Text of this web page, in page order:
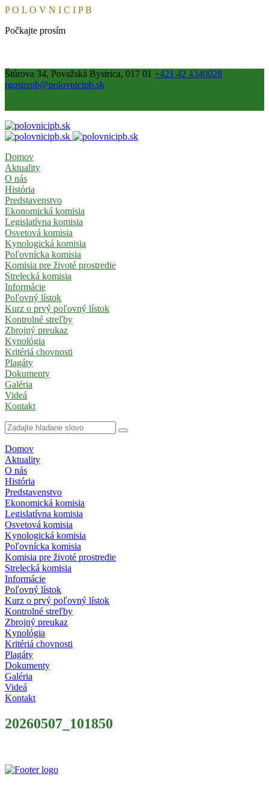
PO L O V N I C I PB
Počkajte prosím
Štúrova 34, Považská Bystrica, 017 01 +421 42 4340028
rgospzpb@polovnicipb.sk
Domov
Aktuality
O nás
História
Predstavenstvo
Ekonomická komisia
Legislatívna komisia
Osvetová komisia
Kynologická komisia
Poľovnícka komisia
Komisia pre životé prostredie
Strelecká komisia
Informácie
Poľovný lístok
Kurz o prvý poľovný lístok
Kontrolné streľby
Zbrojný preukaz
Kynológia
Kritériá chovnosti
Plagáty
Dokumenty
Galéria
Videá
Kontakt
Domov
Aktuality
O nás
História
Predstavenstvo
Ekonomická komisia
Legislatívna komisia
Osvetová komisia
Kynologická komisia
Poľovnícka komisia
Komisia pre životé prostredie
Strelecká komisia
Informácie
Poľovný lístok
Kurz o prvý poľovný lístok
Kontrolné streľby
Zbrojný preukaz
Kynológia
Kritériá chovnosti
Plagáty
Dokumenty
Galéria
Videá
Kontakt
20260507_101850